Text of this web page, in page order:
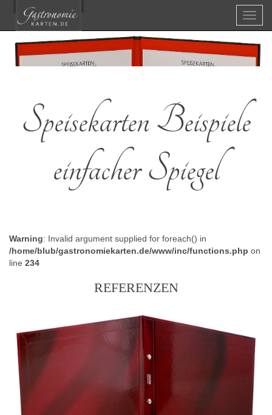
Menü
Speisekarten Beispiele
einfacher Spiegel
Warning: Invalid argument supplied for foreach() in
/home/blub/gastronomiekarten.de/www/inc/functions.php on
line 234
REFERENZEN